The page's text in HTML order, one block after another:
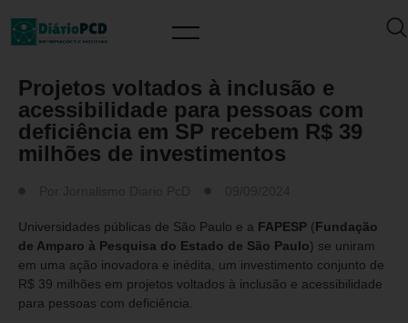
Projetos voltados à inclusão e
acessibilidade para pessoas com
deficiência em SP recebem R$ 39
milhões de investimentos
Universidades públicas de São Paulo e a FAPESP (Fundação
de Amparo à Pesquisa do Estado de São Paulo) se uniram
em uma ação inovadora e inédita, um investimento conjunto de
R$ 39 milhões em projetos voltados à inclusão e acessibilidade
para pessoas com deficiência.